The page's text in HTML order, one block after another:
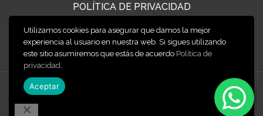
POLÍTICA DE PRIVACIDAD
POLÍTICA DE COOKIES
CONDICIONES DE VENTA
Utilizamos cookies para asegurar que damos la mejor
experiencia al usuario en nuestra web. Si sigues utilizando
este sitio asumiremos que estás de acuerdo Política de
privacidad.
Aceptar